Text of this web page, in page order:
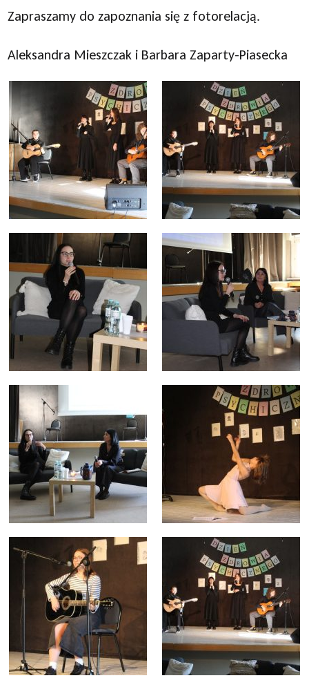
Zapraszamy do zapoznania się z fotorelacją.
Aleksandra Mieszczak i Barbara Zaparty-Piasecka